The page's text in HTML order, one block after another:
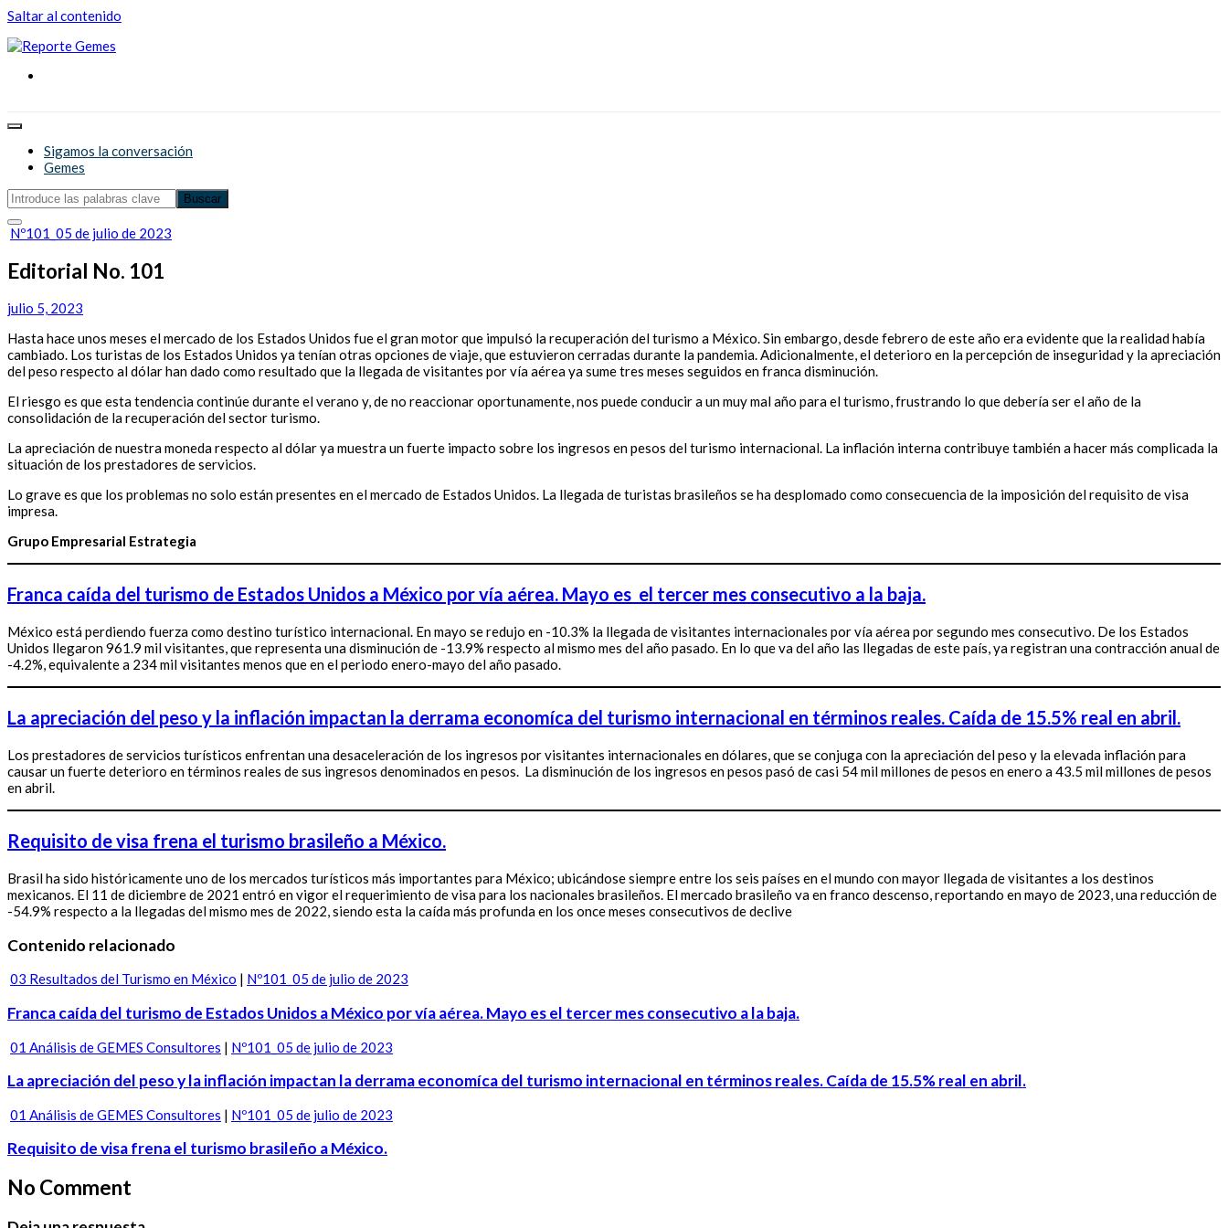
Saltar al contenido
Reporte Gemes
Sigamos la conversación
Gemes
Nº101_05 de julio de 2023
Editorial No. 101
julio 5, 2023
Hasta hace unos meses el mercado de los Estados Unidos fue el gran motor que impulsó la recuperación del turismo a México. Sin embargo, desde febrero de este año era evidente que la realidad había
cambiado. Los turistas de los Estados Unidos ya tenían otras opciones de viaje, que estuvieron cerradas durante la pandemia. Adicionalmente, el deterioro en la percepción de inseguridad y la apreciación
del peso respecto al dólar han dado como resultado que la llegada de visitantes por vía aérea ya sume tres meses seguidos en franca disminución.
El riesgo es que esta tendencia continúe durante el verano y, de no reaccionar oportunamente, nos puede conducir a un muy mal año para el turismo, frustrando lo que debería ser el año de la
consolidación de la recuperación del sector turismo.
La apreciación de nuestra moneda respecto al dólar ya muestra un fuerte impacto sobre los ingresos en pesos del turismo internacional. La inflación interna contribuye también a hacer más complicada la
situación de los prestadores de servicios.
Lo grave es que los problemas no solo están presentes en el mercado de Estados Unidos. La llegada de turistas brasileños se ha desplomado como consecuencia de la imposición del requisito de visa
impresa.
Grupo Empresarial Estrategia
Franca caída del turismo de Estados Unidos a México por vía aérea. Mayo es el tercer mes consecutivo a la baja.
México está perdiendo fuerza como destino turístico internacional. En mayo se redujo en -10.3% la llegada de visitantes internacionales por vía aérea por segundo mes consecutivo. De los Estados
Unidos llegaron 961.9 mil visitantes, que representa una disminución de -13.9% respecto al mismo mes del año pasado. En lo que va del año las llegadas de este país, ya registran una contracción anual de
-4.2%, equivalente a 234 mil visitantes menos que en el periodo enero-mayo del año pasado.
La apreciación del peso y la inflación impactan la derrama economíca del turismo internacional en términos reales. Caída de 15.5% real en abril.
Los prestadores de servicios turísticos enfrentan una desaceleración de los ingresos por visitantes internacionales en dólares, que se conjuga con la apreciación del peso y la elevada inflación para
causar un fuerte deterioro en términos reales de sus ingresos denominados en pesos. La disminución de los ingresos en pesos pasó de casi 54 mil millones de pesos en enero a 43.5 mil millones de pesos
en abril.
Requisito de visa frena el turismo brasileño a México.
Brasil ha sido históricamente uno de los mercados turísticos más importantes para México; ubicándose siempre entre los seis países en el mundo con mayor llegada de visitantes a los destinos
mexicanos. El 11 de diciembre de 2021 entró en vigor el requerimiento de visa para los nacionales brasileños. El mercado brasileño va en franco descenso, reportando en mayo de 2023, una reducción de
-54.9% respecto a la llegadas del mismo mes de 2022, siendo esta la caída más profunda en los once meses consecutivos de declive
Contenido relacionado
03 Resultados del Turismo en México | Nº101_05 de julio de 2023
Franca caída del turismo de Estados Unidos a México por vía aérea. Mayo es el tercer mes consecutivo a la baja.
01 Análisis de GEMES Consultores | Nº101_05 de julio de 2023
La apreciación del peso y la inflación impactan la derrama economíca del turismo internacional en términos reales. Caída de 15.5% real en abril.
01 Análisis de GEMES Consultores | Nº101_05 de julio de 2023
Requisito de visa frena el turismo brasileño a México.
No Comment